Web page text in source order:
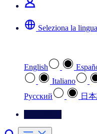
Seleziona la lingua
English
Italiano
Pусский
日